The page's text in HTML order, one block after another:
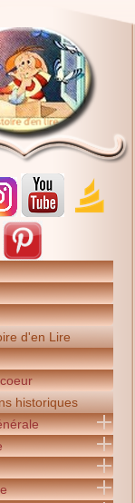
d'en Lire
historiques